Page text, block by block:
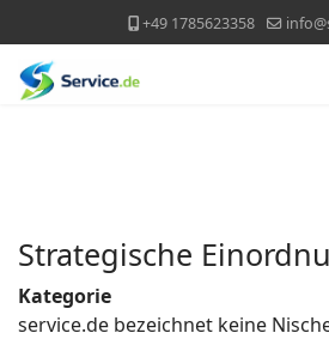
+49 1785623358
Strategische
Kategorie
service.de bezeichnet keine